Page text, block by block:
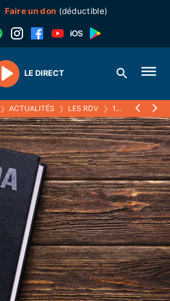
Faire un don (déductible)
Play
LE DIRECT
❯ ACTUALITÉS ❯ LES RDV ❯ 10 JUIN 2021